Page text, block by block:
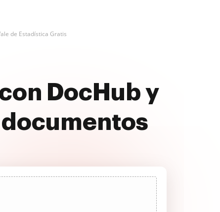
de Estadística Gratis
DocHub y